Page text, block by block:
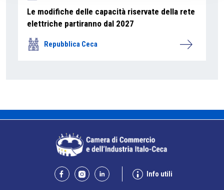
Le modifiche delle capacità riservate della rete
elettriche partiranno dal 2027
Repubblica Ceca
Info utili